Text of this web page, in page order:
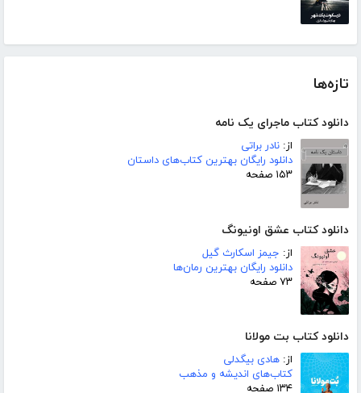
تازه‌ها
دانلود کتاب ماجرای یک نامه
از: نادر براتی
دانلود رایگان بهترین کتاب‌های داستان
۱۵۳ صفحه
دانلود کتاب عشق اونیونگ
از: جیمز اسکارث گیل
دانلود رایگان بهترین رمان‌ها
۷۳ صفحه
دانلود کتاب بت مولانا
از: هادی بیگدلی
کتاب‌های اندیشه و مذهب
۱۳۴ صفحه